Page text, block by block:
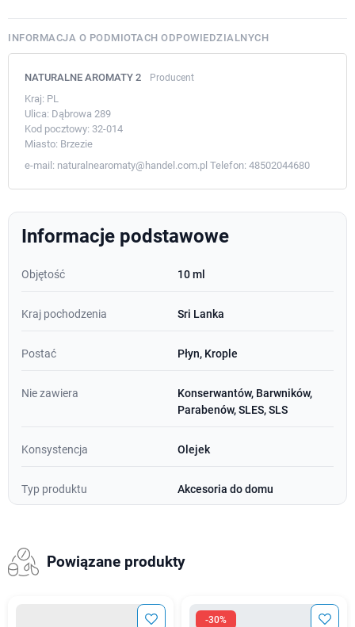
INFORMACJA O PODMIOTACH ODPOWIEDZIALNYCH
NATURALNE AROMATY 2 Producent
Kraj: PL
Ulica: Dąbrowa 289
Kod pocztowy: 32-014
Miasto: Brzezie
e-mail: naturalnearomaty@handel.com.pl Telefon: 48502044680
Informacje podstawowe
Objętość 10 ml
Kraj pochodzenia Sri Lanka
Postać Płyn, Krople
Nie zawiera
Konserwantów, Barwników,
Parabenów, SLES, SLS
Konsystencja Olejek
Typ produktu Akcesoria do domu
Powiązane produkty
-30%